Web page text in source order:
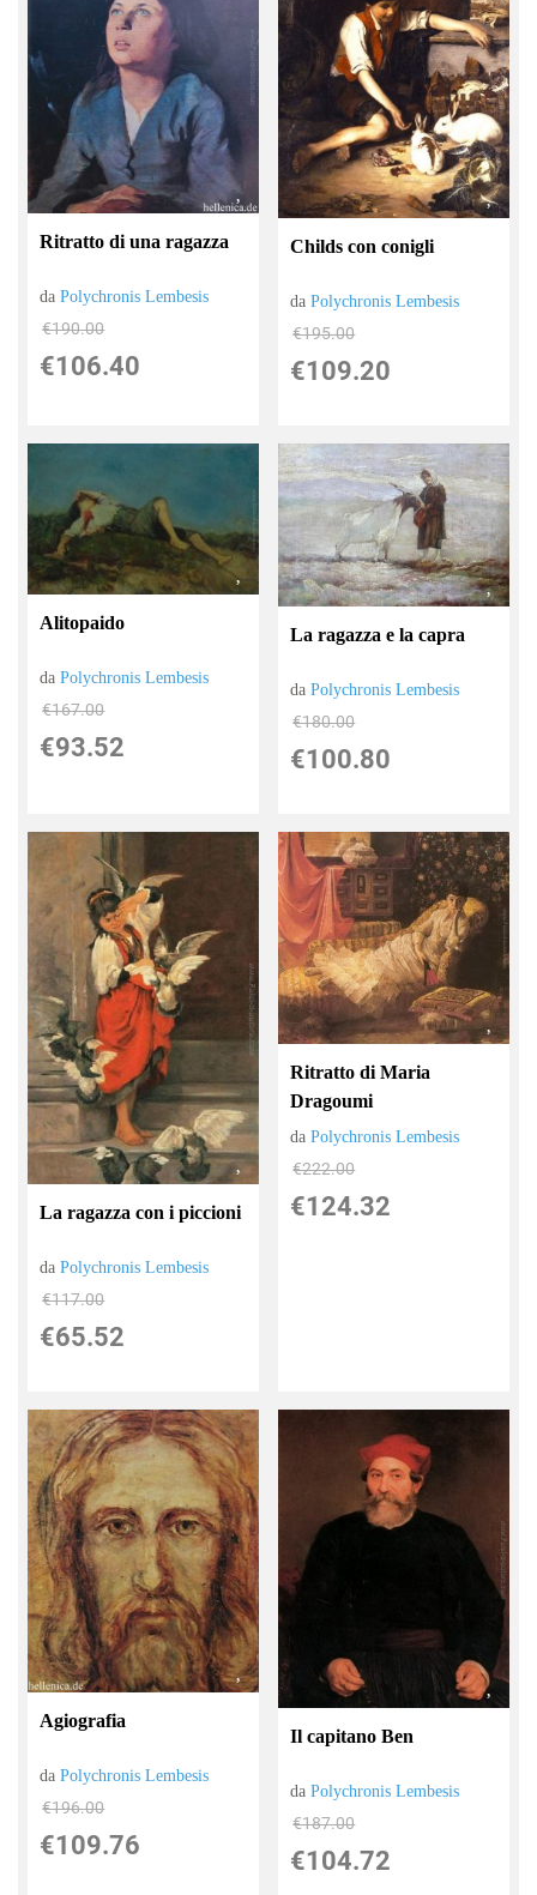
Ritratto di una ragazza
daPolychronis Lembesis
€190.00
€106.40
Childs con conigli
daPolychronis Lembesis
€195.00
€109.20
Alitopaido
daPolychronis Lembesis
€167.00
€93.52
La ragazza e la capra
daPolychronis Lembesis
€180.00
€100.80
La ragazza con i piccioni
daPolychronis Lembesis
€117.00
€65.52
Ritratto di Maria
Dragoumi
daPolychronis Lembesis
€222.00
€124.32
Agiografia
daPolychronis Lembesis
€196.00
€109.76
Il capitano Ben
daPolychronis Lembesis
€187.00
€104.72